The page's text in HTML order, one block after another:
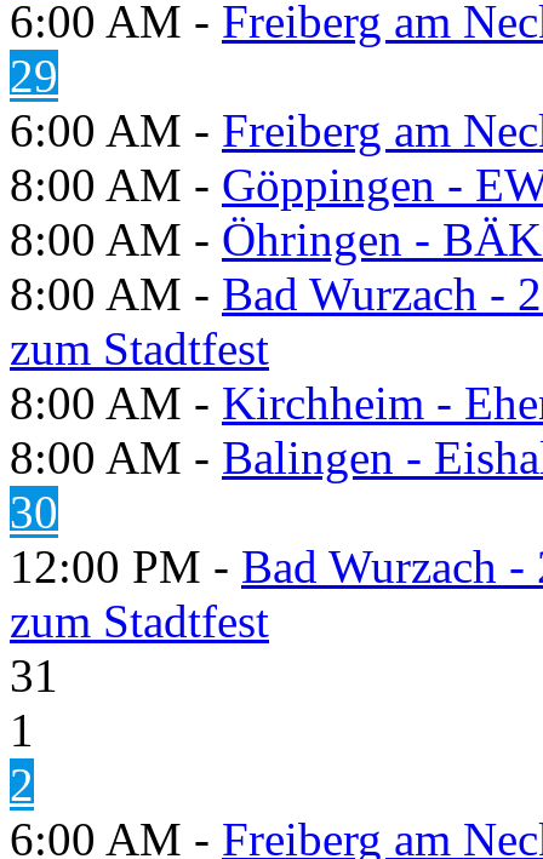
6:00 AM - Freiberg am
29
6:00 AM - Freiberg am
8:00 AM - Göppingen -
8:00 AM - Öhringen -
8:00 AM - Bad Wurzach -
zum Stadtfest
8:00 AM - Kirchheim -
8:00 AM - Balingen -
30
12:00 PM - Bad Wurzach
zum Stadtfest
31
1
2
6:00 AM - Freiberg am